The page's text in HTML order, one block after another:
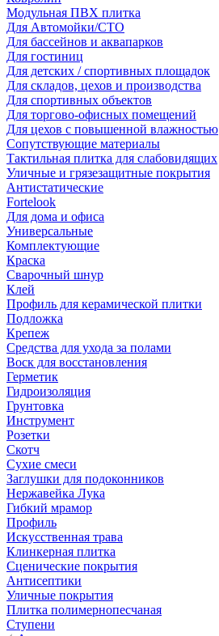
Модульная ПВХ плитка
Для Автомойки/СТО
Для бассейнов и аквапарков
Для гостиниц
Для детских / спортивных площадок
Для складов, цехов и производства
Для спортивных объектов
Для торгово-офисных помещений
Для цехов с повышенной влажностью
Сопутствующие материалы
Тактильная плитка для слабовидящих
Уличные и грязезащитные покрытия
Антистатические
Fortelook
Для дома и офиса
Универсальные
Комплектующие
Краска
Сварочный шнур
Клей
Профиль для керамической плитки
Подложка
Крепеж
Средства для ухода за полами
Воск для восстановления
Герметик
Гидроизоляция
Грунтовка
Инструмент
Розетки
Скотч
Сухие смеси
Заглушки для подоконников
Нержавейка Лука
Гибкий мрамор
Профиль
Искусственная трава
Клинкерная плитка
Сценические покрытия
Антисептики
Уличные покрытия
Плитка полимернопесчаная
Ступени